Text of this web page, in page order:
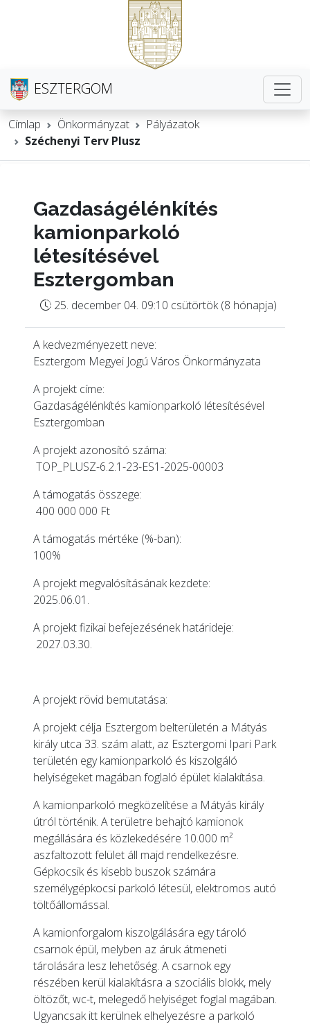
ESZTERGOM
Címlap Önkormányzat
Pályázatok
Széchenyi Terv Plusz
Gazdaságélénkítés
kamionparkoló
létesítésével
Esztergomban
25. december 04. 09:10 csütörtök (8 hónapja)
A kedvezményezett neve:
Esztergom Megyei Jogú Város Önkormányzata
A projekt címe:
Gazdaságélénkítés kamionparkoló létesítésével
Esztergomban
A projekt azonosító száma:
TOP_PLUSZ-6.2.1-23-ES1-2025-00003
A támogatás összege:
400 000 000 Ft
A támogatás mértéke (%-ban):
100%
A projekt megvalósításának kezdete:
2025.06.01.
A projekt fizikai befejezésének határideje:
2027.03.30.
A projekt rövid bemutatása:
A projekt célja Esztergom belterületén a Mátyás
király utca 33. szám alatt, az Esztergomi Ipari Park
területén egy kamionparkoló és kiszolgáló
helyiségeket magában foglaló épület kialakítása.
A kamionparkoló megközelítése a Mátyás király
útról történik. A területre behajtó kamionok
megállására és közlekedésére 10.000 m²
aszfaltozott felület áll majd rendelkezésre.
Gépkocsik és kisebb buszok számára
személygépkocsi parkoló létesül, elektromos autó
töltőállomással.
A kamionforgalom kiszolgálására egy tároló
csarnok épül, melyben az áruk átmeneti
tárolására lesz lehetőség. A csarnok egy
részében kerül kialakításra a szociális blokk, mely
öltözőt, wc-t, melegedő helyiséget foglal magában.
Ugyancsak itt kerülnek elhelyezésre a parkoló